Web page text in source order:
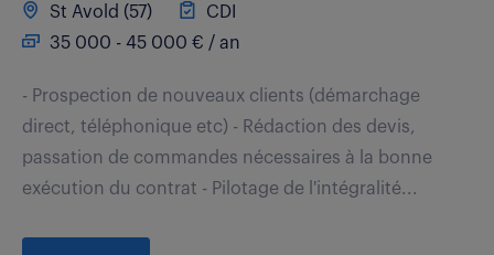
St Avold (57)
CDI
35 000 - 45 000 € / an
- Prospection de nouveaux clients (démarchage
direct, téléphonique etc) - Rédaction des devis,
passation de commandes nécessaires à la bonne
exécution du contrat - Pilotage de l'intégralité...